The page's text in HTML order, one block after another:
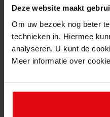
Deze website maakt
Om uw bezoek nog beter
technieken in. Hiermee
analyseren. U kunt de
Meer informatie over
Beschrijving:
Bouw woning met garage
Datum vergunning:
19-06-1990
Adres:
Obdam, Fazant 6